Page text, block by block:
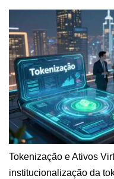
Tokenização e Ativos
institucionalização da